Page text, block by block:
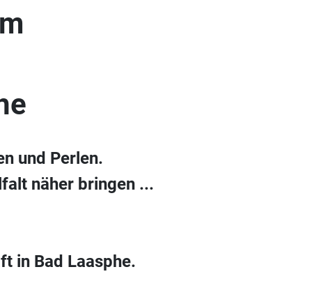
und Perlen.
näher bringen ...
in Bad Laasphe.